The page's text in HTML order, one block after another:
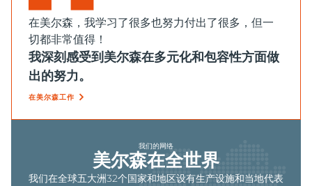
在美尔森，我学习了很多也努力付出了很多，但一
切都非常值得！
我深刻感受到美尔森在多元化和包容性方面做
出的努力。
在美尔森工作
我们的网络
美尔森在全世界
我们在全球五大洲32个国家和地区设有生产设施和当地代表